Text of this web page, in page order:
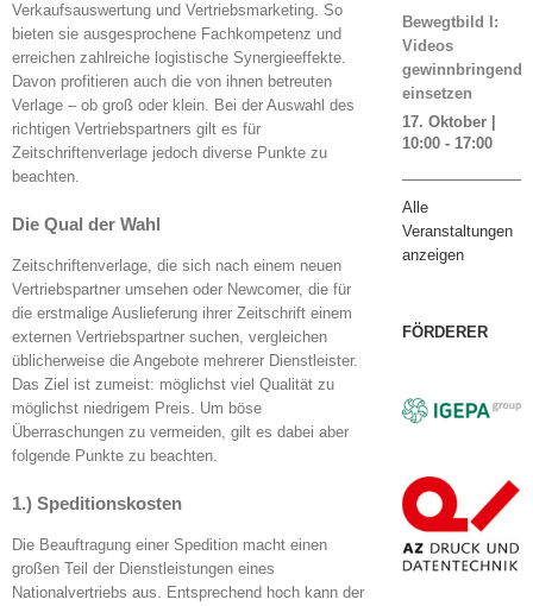
Verkaufsauswertung und Vertriebsmarketing. So
bieten sie ausgesprochene Fachkompetenz und
erreichen zahlreiche logistische Synergieeffekte.
Davon profitieren auch die von ihnen betreuten
Verlage – ob groß oder klein. Bei der Auswahl des
richtigen Vertriebspartners gilt es für
Zeitschriftenverlage jedoch diverse Punkte zu
beachten.
Die Qual der Wahl
Zeitschriftenverlage, die sich nach einem neuen
Vertriebspartner umsehen oder Newcomer, die für
die erstmalige Auslieferung ihrer Zeitschrift einem
externen Vertriebspartner suchen, vergleichen
üblicherweise die Angebote mehrerer Dienstleister.
Das Ziel ist zumeist: möglichst viel Qualität zu
möglichst niedrigem Preis. Um böse
Überraschungen zu vermeiden, gilt es dabei aber
folgende Punkte zu beachten.
1.) Speditionskosten
Die Beauftragung einer Spedition macht einen
großen Teil der Dienstleistungen eines
Nationalvertriebs aus. Entsprechend hoch kann der
Bewegtbild I:
Videos
gewinnbringend
einsetzen
17. Oktober |
10:00- 17:00
Alle
Veranstaltungen
anzeigen
FÖRDERER